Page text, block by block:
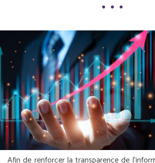
Afin de renforcer la transparence de